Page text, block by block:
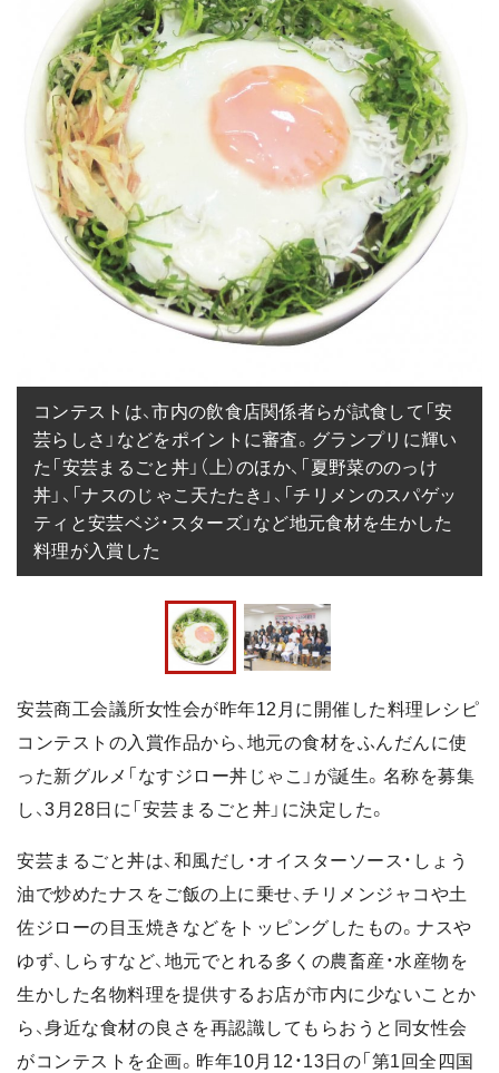
コンテストは、市内の飲食店関係者らが試食して「安
芸らしさ」などをポイントに審査。グランプリに輝い
た「安芸まるごと丼」（上）のほか、「夏野菜ののっけ
丼」、「ナスのじゃこ天たたき」、「チリメンのスパゲッ
ティと安芸ベジ・スターズ」など地元食材を生かした
料理が入賞した
安芸商工会議所女性会が昨年12月に開催した料理レシピ
コンテストの入賞作品から、地元の食材をふんだんに使
った新グルメ「なすジロー丼じゃこ」が誕生。名称を募集
し、3月28日に「安芸まるごと丼」に決定した。
安芸まるごと丼は、和風だし・オイスターソース・しょう
油で炒めたナスをご飯の上に乗せ、チリメンジャコや土
佐ジローの目玉焼きなどをトッピングしたもの。ナスや
ゆず、しらすなど、地元でとれる多くの農畜産・水産物を
生かした名物料理を提供するお店が市内に少ないことか
ら、身近な食材の良さを再認識してもらおうと同女性会
がコンテストを企画。昨年10月12・13日の「第1回全四国